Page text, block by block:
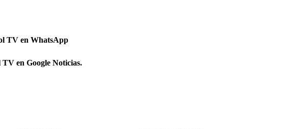
TV en WhatsApp
TV en Google Noticias.